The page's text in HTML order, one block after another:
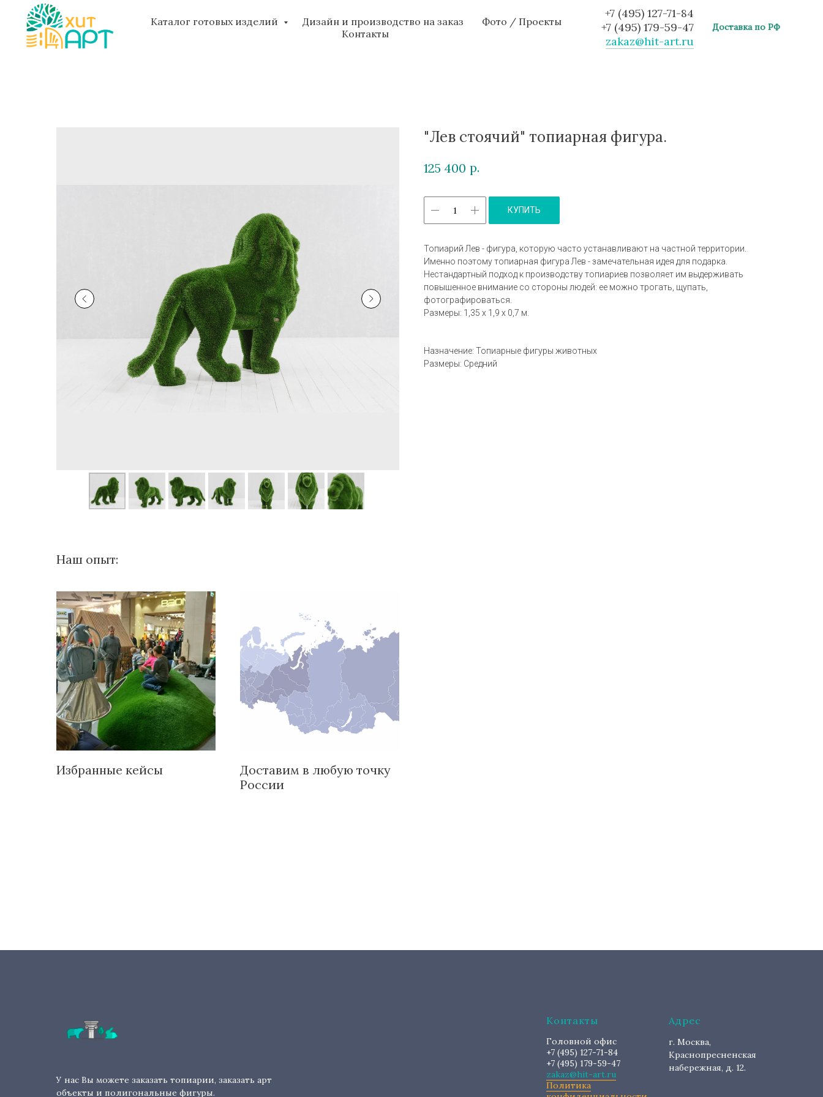
Каталог готовых изделий Дизайн и производство на заказ
Фото / Проекты
Контакты
+7 (495) 127-71-84
+7 (495) 179-59-47
zakaz@hit-art.ru
Доставка по РФ
"Лев стоячий" топиарная фигура.
125 400 р.
КУПИТЬ
Топиарий Лев - фигура, которую часто устанавливают на частной территории.
Именно поэтому топиарная фигура Лев - замечательная идея для подарка.
Нестандартный подход к производству топиариев позволяет им выдерживать
повышенное внимание со стороны людей: ее можно трогать, щупать,
фотографироваться.
Размеры: 1,35 х 1,9 х 0,7 м.
Назначение: Топиарные фигуры животных
Размеры: Средний
Наш опыт:
Избранные кейсы
Доставим в любую точку
России
У нас Вы можете заказать топиарии, заказать арт
объекты и полигональные фигуры.
Контакты
Головной офис
+7 (495) 127-71-84
+7 (495) 179-59-47
zakaz@hit-art.ru
Политика
Адрес
г. Москва,
Краснопресненская
набережная, д. 12.